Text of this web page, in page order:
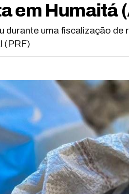
em Humaitá
durante uma fiscalização
(PRF)